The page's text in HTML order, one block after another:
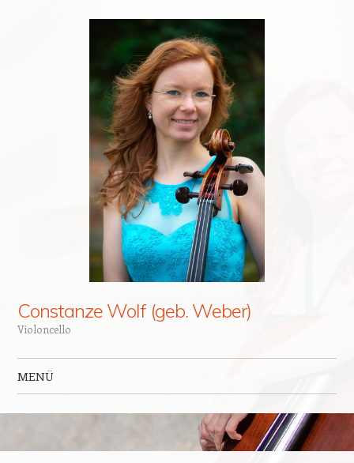
Constanze Wolf (geb. Weber)
Violoncello
MENÜ